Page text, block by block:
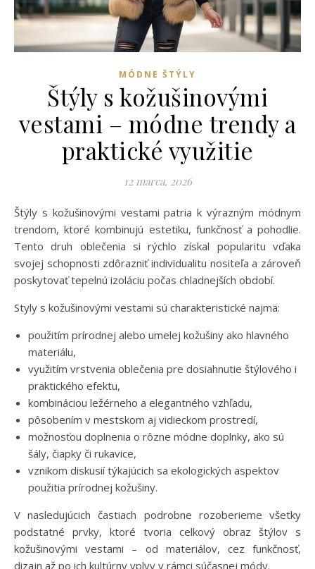
MÓDNE ŠTÝLY
Štýly s kožušinovými
vestami – módne trendy a
praktické využitie
12 marca, 2026
Štýly s kožušinovými vestami patria k výrazným módnym
trendom, ktoré kombinujú estetiku, funkčnosť a pohodlie.
Tento druh oblečenia si rýchlo získal popularitu vďaka
svojej schopnosti zdôrazniť individualitu nositeľa a zároveň
poskytovať tepelnú izoláciu počas chladnejších období.
Styly s kožušinovými vestami sú charakteristické najmä:
použitím prírodnej alebo umelej kožušiny ako hlavného
materiálu,
využitím vrstvenia oblečenia pre dosiahnutie štýlového i
praktického efektu,
kombináciou ležérneho a elegantného vzhľadu,
pôsobením v mestskom aj vidieckom prostredí,
možnosťou doplnenia o rôzne módne doplnky, ako sú
šály, čiapky či rukavice,
vznikom diskusií týkajúcich sa ekologických aspektov
použitia prírodnej kožušiny.
V nasledujúcich častiach podrobne rozoberieme všetky
podstatné prvky, ktoré tvoria celkový obraz štýlov s
kožušinovými vestami – od materiálov, cez funkčnosť,
dizajn až po ich kultúrny vplyv v rámci súčasnej módy.